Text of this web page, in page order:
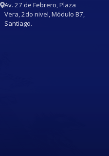
Av. 27 de Febrero, Plaza
Vera, 2do nivel, Módulo B7,
Santiago.